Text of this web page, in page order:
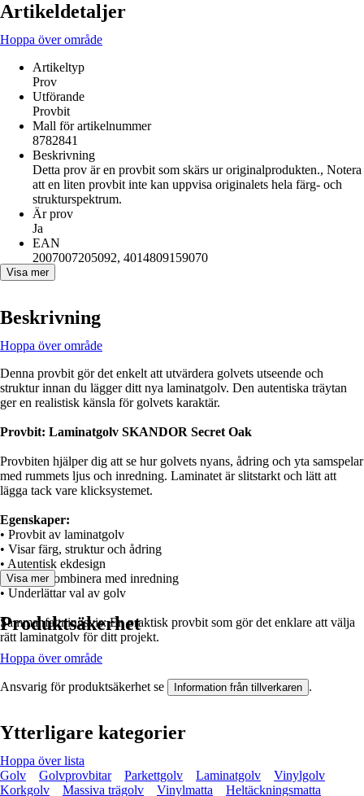
Artikeldetaljer
Hoppa över område
Artikeltyp
Prov
Utförande
Provbit
Mall för artikelnummer
8782841
Beskrivning
Detta prov är en provbit som skärs ur originalprodukten., Notera
att en liten provbit inte kan uppvisa originalets hela färg- och
strukturspektrum.
Är prov
Ja
EAN
2007007205092, 4014809159070
Visa mer
Beskrivning
Hoppa över område
Denna provbit gör det enkelt att utvärdera golvets utseende och
struktur innan du lägger ditt nya laminatgolv. Den autentiska träytan
ger en realistisk känsla för golvets karaktär.
Provbit: Laminatgolv SKANDOR Secret Oak
Provbiten hjälper dig att se hur golvets nyans, ådring och yta samspelar
med rummets ljus och inredning. Laminatet är slitstarkt och lätt att
lägga tack vare klicksystemet.
Egenskaper:
• Provbit av laminatgolv
• Visar färg, struktur och ådring
• Autentisk ekdesign
• Lätt att kombinera med inredning
• Underlättar val av golv
Sammanfattningsvis: En praktisk provbit som gör det enklare att välja
rätt laminatgolv för ditt projekt.
Visa mer
Produktsäkerhet
Hoppa över område
Ansvarig för produktsäkerhet se Information från tillverkaren .
Ytterligare kategorier
Hoppa över lista
Golv
Golvprovbitar Parkettgolv Laminatgolv
Vinylgolv
Korkgolv
Massiva trägolv Vinylmatta Heltäckningsmatta